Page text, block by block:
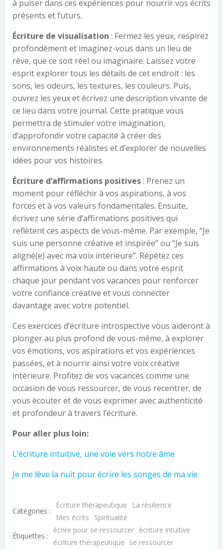
à puiser dans ces expériences pour nourrir vos écrits
présents et futurs.
Écriture de visualisation : Fermez les yeux, respirez
profondément et imaginez-vous dans un lieu de
rêve, que ce soit réel ou imaginaire. Laissez votre
esprit explorer tous les détails de cet endroit : les
sons, les odeurs, les textures, les couleurs. Puis,
ouvrez les yeux et écrivez une description vivante de
ce lieu dans votre journal. Cette pratique vous
permettra de stimuler votre imagination,
d’approfondir votre capacité à créer des
environnements réalistes et d’explorer de nouvelles
idées pour vos histoires.
Écriture d’affirmations positives: Prenez un
moment pour réfléchir à vos aspirations, à vos
forces et à vos valeurs fondamentales. Ensuite,
écrivez une série d’affirmations positives qui
reflètent ces aspects de vous-même. Par exemple, “Je
suis une personne créative et inspirée” ou “Je suis
aligné(e) avec ma voix intérieure”. Répétez ces
affirmations à voix haute ou dans votre esprit
chaque jour pendant vos vacances pour renforcer
votre confiance créative et vous connecter
davantage avec votre potentiel.
Ces exercices d’écriture introspective vous aideront à
plonger au plus profond de vous-même, à explorer
vos émotions, vos aspirations et vos expériences
passées, et à nourrir ainsi votre voix créative
intérieure. Profitez de vos vacances comme une
occasion de vous ressourcer, de vous recentrer, de
vous écouter et de vous exprimer avec authenticité
et profondeur à travers l’écriture.
Pour aller plus loin:
L’écriture intuitive, une voie vers notre âme
Je me lève la nuit pour écrire les songes de ma vie
Catégories :
Écriture thérapeutique
La résilience
Mes écrits
Spiritualité
Étiquettes :
écrire pour se ressourcer écriture intuitive
écriture thérapeutique
se ressourcer